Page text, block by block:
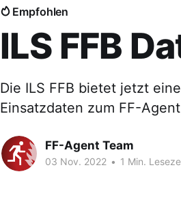
Empfohlen
ILS FFB
Die ILS FFB bietet jetzt
Einsatzdaten zum FF-
FF-Agent Team
03 Nov. 2022 • 1 Min.